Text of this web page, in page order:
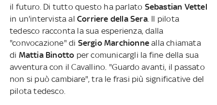
il futuro. Di tutto questo ha parlato Sebastian Vettel
in un'intervista al Corriere della Sera. Il pilota
tedesco racconta la sua esperienza, dalla
"convocazione" di Sergio Marchionne alla chiamata
di Mattia Binotto per comunicargli la fine della sua
avventura con il Cavallino. "Guardo avanti, il passato
non si può cambiare", tra le frasi più significative del
pilota tedesco.